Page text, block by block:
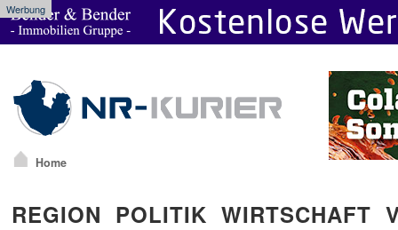
Werbung
Home
REGION POLITIK WIRTSCHAFT